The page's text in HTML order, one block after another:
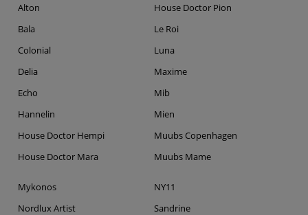
Alton
Bala
Colonial
Delia
Echo
Hannelin
House Doctor Hempi
House Doctor Mara
House Doctor Pion
Le Roi
Luna
Maxime
Mib
Mien
Muubs Copenhagen
Muubs Mame
Mykonos
Nordlux Artist
NY11
Sandrine